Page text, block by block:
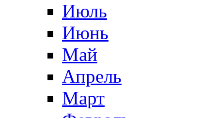
Июль
Июнь
Май
Апрель
Март